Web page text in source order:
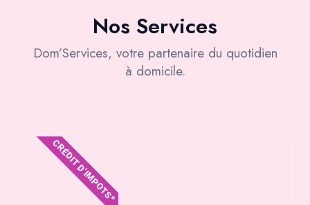
Nos Services
Dom’Services, votre partenaire du quotidien
à domicile.
CRÉDIT D'IMPOTS*